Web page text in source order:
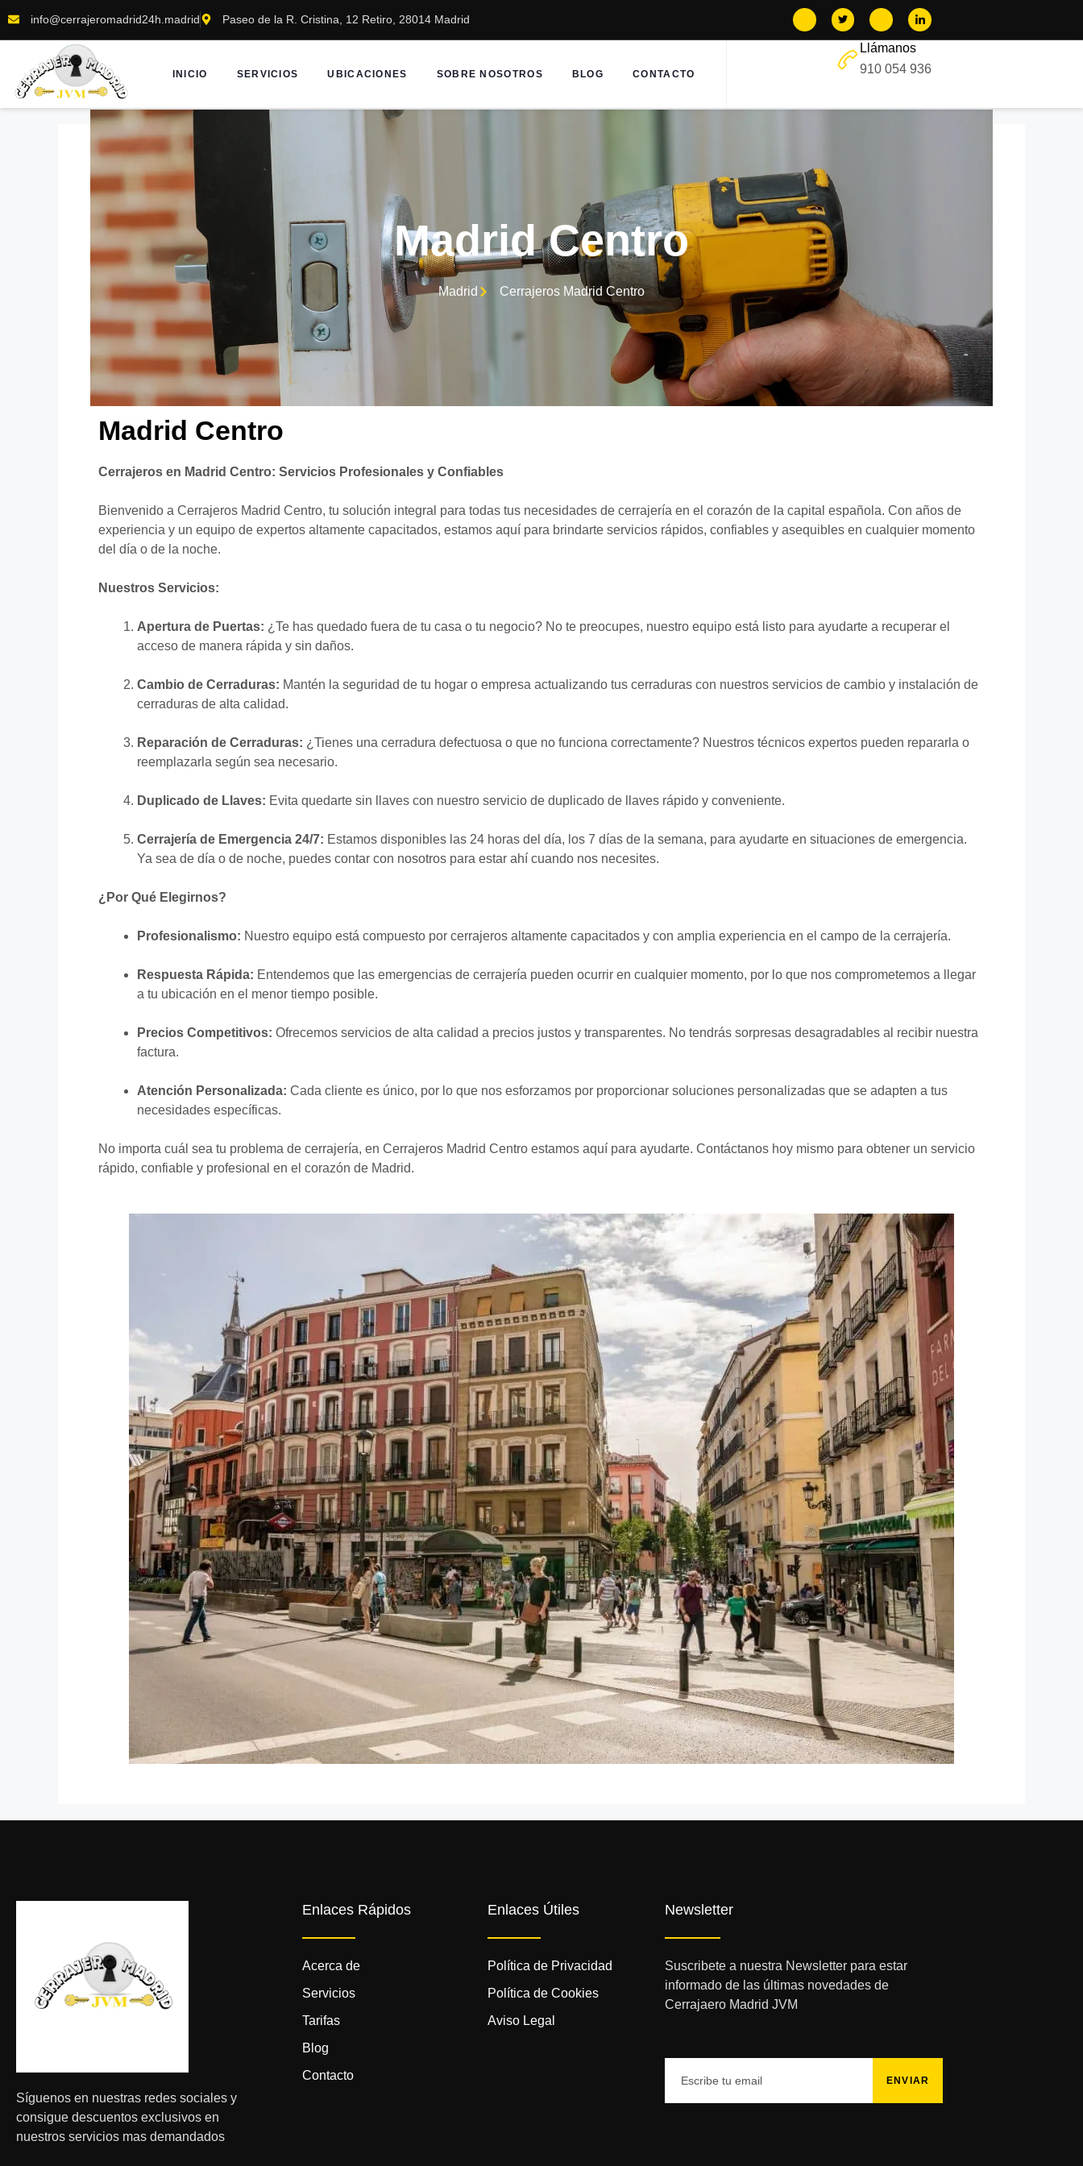
info@cerrajeromadrid24h.madrid Paseo de la R. Cristina, 12 Retiro, 28014 Madrid
INICIO SERVICIOS UBICACIONES SOBRE NOSOTROS BLOG CONTACTO
Llámanos
910 054 936
Madrid Centro
Madrid Cerrajeros Madrid Centro
Madrid Centro
Cerrajeros en Madrid Centro: Servicios Profesionales y Confiables
Bienvenido a Cerrajeros Madrid Centro, tu solución integral para todas tus necesidades de cerrajería en el corazón de la capital española. Con años de
experiencia y un equipo de expertos altamente capacitados, estamos aquí para brindarte servicios rápidos, confiables y asequibles en cualquier momento
del día o de la noche.
Nuestros Servicios:
Apertura de Puertas: ¿Te has quedado fuera de tu casa o tu negocio? No te preocupes, nuestro equipo está listo para ayudarte a recuperar el
acceso de manera rápida y sin daños.
Cambio de Cerraduras: Mantén la seguridad de tu hogar o empresa actualizando tus cerraduras con nuestros servicios de cambio y instalación de
cerraduras de alta calidad.
Reparación de Cerraduras: ¿Tienes una cerradura defectuosa o que no funciona correctamente? Nuestros técnicos expertos pueden repararla o
reemplazarla según sea necesario.
Duplicado de Llaves: Evita quedarte sin llaves con nuestro servicio de duplicado de llaves rápido y conveniente.
Cerrajería de Emergencia 24/7: Estamos disponibles las 24 horas del día, los 7 días de la semana, para ayudarte en situaciones de emergencia.
Ya sea de día o de noche, puedes contar con nosotros para estar ahí cuando nos necesites.
¿Por Qué Elegirnos?
Profesionalismo: Nuestro equipo está compuesto por cerrajeros altamente capacitados y con amplia experiencia en el campo de la cerrajería.
Respuesta Rápida: Entendemos que las emergencias de cerrajería pueden ocurrir en cualquier momento, por lo que nos comprometemos a llegar
a tu ubicación en el menor tiempo posible.
Precios Competitivos: Ofrecemos servicios de alta calidad a precios justos y transparentes. No tendrás sorpresas desagradables al recibir nuestra
factura.
Atención Personalizada: Cada cliente es único, por lo que nos esforzamos por proporcionar soluciones personalizadas que se adapten a tus
necesidades específicas.
No importa cuál sea tu problema de cerrajería, en Cerrajeros Madrid Centro estamos aquí para ayudarte. Contáctanos hoy mismo para obtener un servicio
rápido, confiable y profesional en el corazón de Madrid.
Síguenos en nuestras redes sociales y
consigue descuentos exclusivos en
nuestros servicios mas demandados
Enlaces Rápidos
Acerca de
Servicios
Tarifas
Blog
Contacto
Enlaces Útiles
Política de Privacidad
Política de Cookies
Aviso Legal
Newsletter
Suscribete a nuestra Newsletter para estar
informado de las últimas novedades de
Cerrajaero Madrid JVM
ENVIAR